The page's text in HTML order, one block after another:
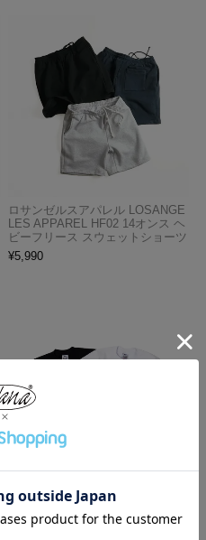
ロサンゼルスアパレル LOSANGE
LES APPAREL HF02 14オンス ヘ
ビーフリース スウェットショーツ
¥5,990
プロクラブ PRO CLUB ヘビーウ
ェイト コットン 半袖 クルーネッ
ク Tシャツ